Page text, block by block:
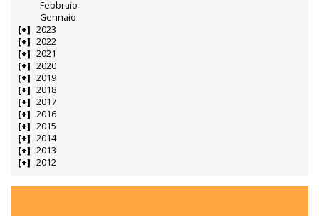
Febbraio
Gennaio
2023
2022
2021
2020
2019
2018
2017
2016
2015
2014
2013
2012